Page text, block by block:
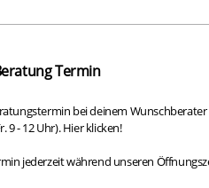
Termin
bei deinem
9 - 12 Uhr). Hier klicken!
jederzeit während unseren